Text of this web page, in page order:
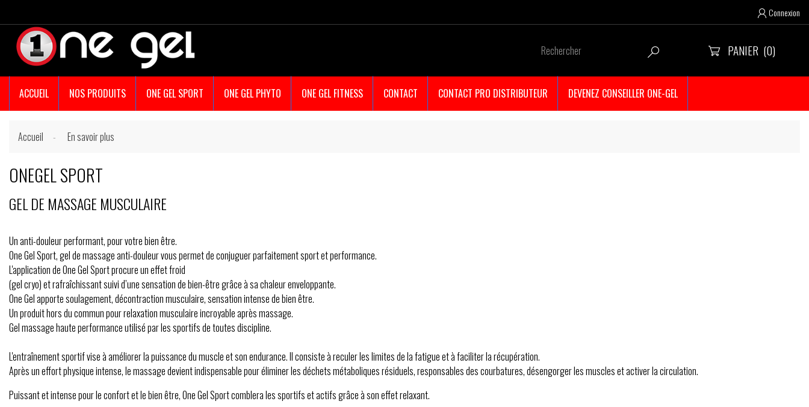
 Connexion
  PANIER (0)
ACCUEIL NOS PRODUITS ONE GEL SPORT ONE GEL PHYTO ONE GEL FITNESS CONTACT CONTACT PRO DISTRIBUTEUR DEVENEZ CONSEILLER ONE-GEL
Accueil En savoir plus
ONEGEL SPORT
GEL DE MASSAGE MUSCULAIRE
Un anti-douleur performant, pour votre bien être.
One Gel Sport, gel de massage anti-douleur vous permet de conjuguer parfaitement sport et performance.
L'application de One Gel Sport procure un effet froid
(gel cryo) et rafraîchissant suivi d’une sensation de bien-être grâce à sa chaleur enveloppante.
One Gel apporte soulagement, décontraction musculaire, sensation intense de bien être.
Un produit hors du commun pour relaxation musculaire incroyable après massage.
Gel massage haute performance utilisé par les sportifs de toutes discipline.
L'entraînement sportif vise à améliorer la puissance du muscle et son endurance. Il consiste à reculer les limites de la fatigue et à faciliter la récupération.
Après un effort physique intense, le massage devient indispensable pour éliminer les déchets métaboliques résiduels, responsables des courbatures, désengorger les muscles et activer la circulation.
Puissant et intense pour le confort et le bien être, One Gel Sport comblera les sportifs et actifs grâce à son effet relaxant.